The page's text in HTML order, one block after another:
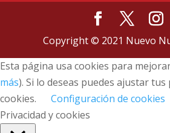
Copyright © 2021 Nuevo
Esta página usa cookies para
más). Si lo deseas puedes ajustar
cookies.
Configuración de cookies
Privacidad y cookies